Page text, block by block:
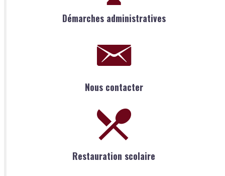
Démarches administratives
Nous contacter
Restauration scolaire